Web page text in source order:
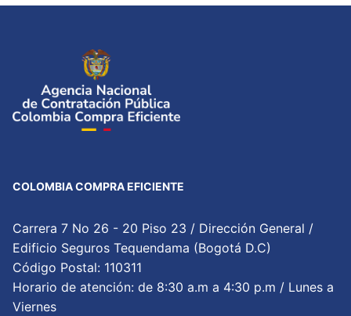
COLOMBIA COMPRA EFICIENTE
Carrera 7 No 26 - 20 Piso 23 / Dirección General /
Edificio Seguros Tequendama (Bogotá D.C)
Código Postal: 110311
Horario de atención: de 8:30 a.m a 4:30 p.m / Lunes a
Viernes